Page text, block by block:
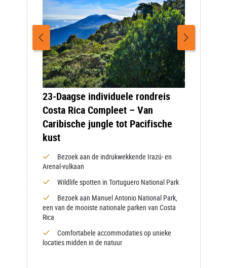
23-Daagse individuele rondreis
Costa Rica Compleet – Van
Caribische jungle tot Pacifische
kust
Bezoek aan de indrukwekkende Irazú- en
Arenal-vulkaan
Wildlife spotten in Tortuguero National Park
Bezoek aan Manuel Antonio National Park,
een van de mooiste nationale parken van Costa
Rica
Comfortabele accommodaties op unieke
locaties midden in de natuur